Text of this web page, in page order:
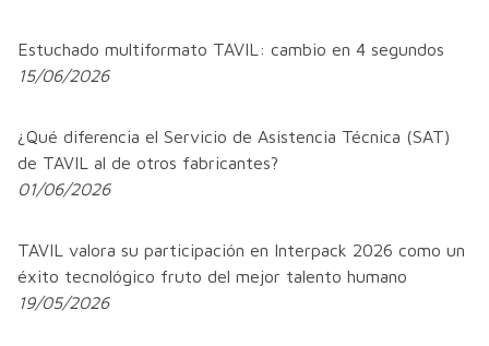
Estuchado multiformato TAVIL: cambio en 4 segundos
15/06/2026
¿Qué diferencia el Servicio de Asistencia Técnica (SAT)
de TAVIL al de otros fabricantes?
01/06/2026
TAVIL valora su participación en Interpack 2026 como un
éxito tecnológico fruto del mejor talento humano
19/05/2026